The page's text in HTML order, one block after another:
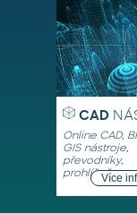
CAD
Online CAD,
GIS nástroje,
převodníky,
prohlížeče
Více